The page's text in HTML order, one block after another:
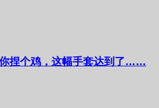
捏个鸡，这幅手套达到了……